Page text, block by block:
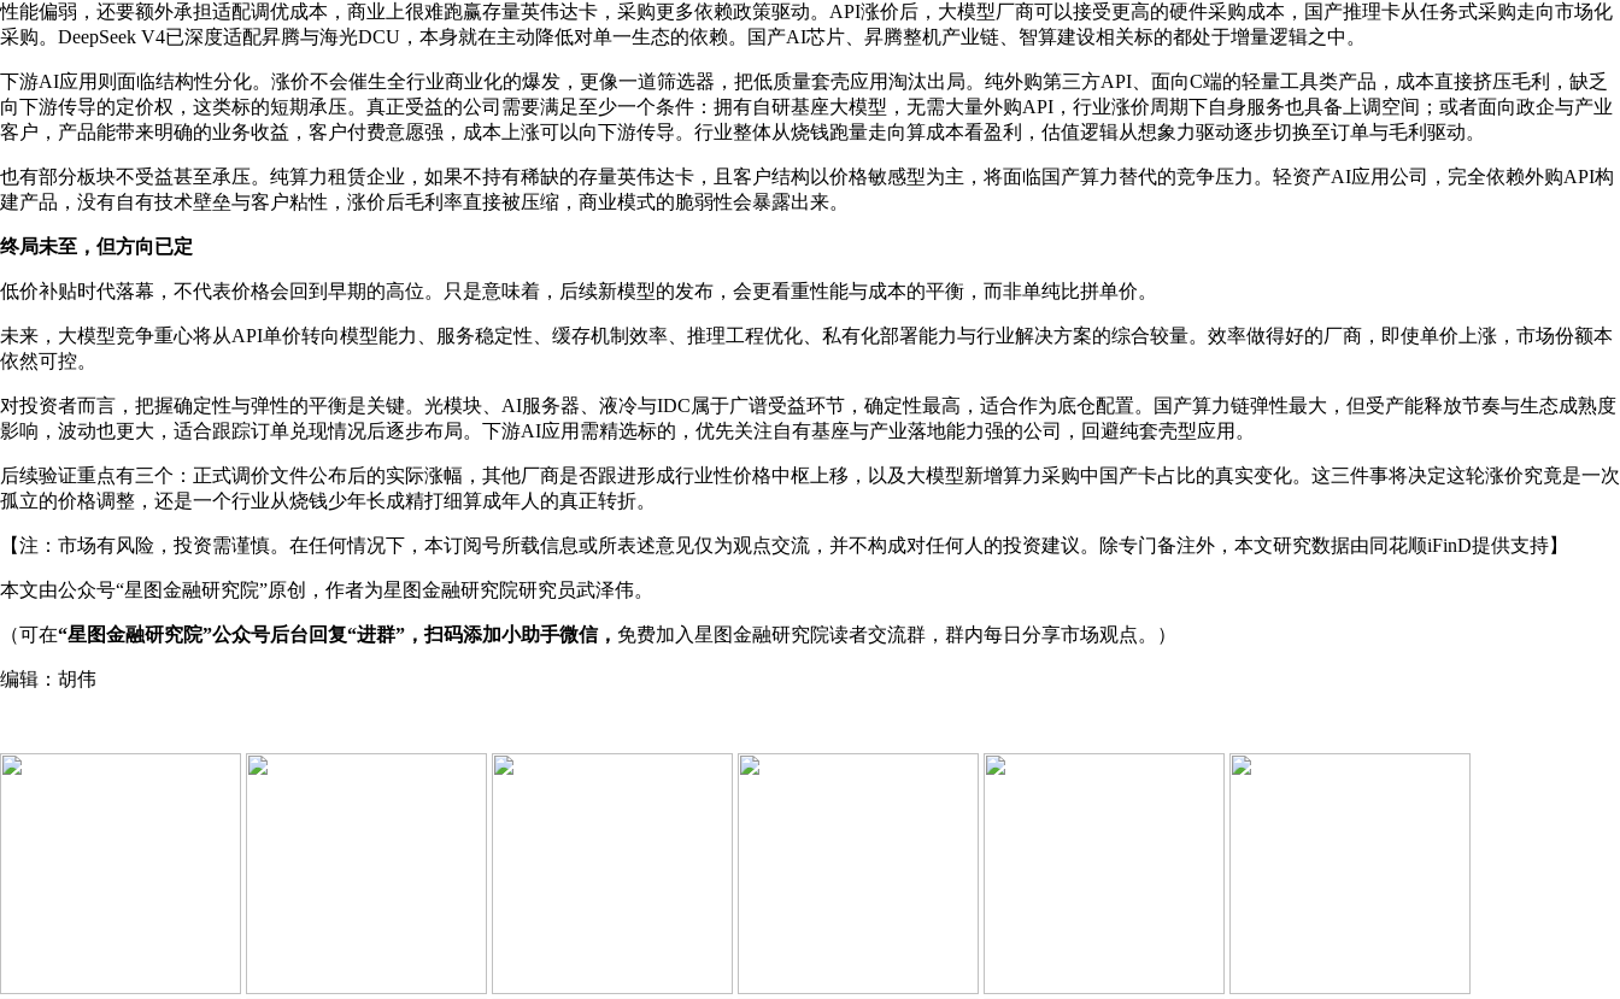
性能偏弱，还要额外承担适配调优成本，商业上很难跑赢存量英伟达卡，采购更多依赖政策驱动。API涨价后，大模型厂商可以接受更高的硬件采购成本，国产推理卡从任务式采购走向市场化
采购。DeepSeek V4已深度适配昇腾与海光DCU，本身就在主动降低对单一生态的依赖。国产AI芯片、昇腾整机产业链、智算建设相关标的都处于增量逻辑之中。
下游AI应用则面临结构性分化。涨价不会催生全行业商业化的爆发，更像一道筛选器，把低质量套壳应用淘汰出局。纯外购第三方API、面向C端的轻量工具类产品，成本直接挤压毛利，缺乏
向下游传导的定价权，这类标的短期承压。真正受益的公司需要满足至少一个条件：拥有自研基座大模型，无需大量外购API，行业涨价周期下自身服务也具备上调空间；或者面向政企与产业
客户，产品能带来明确的业务收益，客户付费意愿强，成本上涨可以向下游传导。行业整体从烧钱跑量走向算成本看盈利，估值逻辑从想象力驱动逐步切换至订单与毛利驱动。
也有部分板块不受益甚至承压。纯算力租赁企业，如果不持有稀缺的存量英伟达卡，且客户结构以价格敏感型为主，将面临国产算力替代的竞争压力。轻资产AI应用公司，完全依赖外购API构
建产品，没有自有技术壁垒与客户粘性，涨价后毛利率直接被压缩，商业模式的脆弱性会暴露出来。
终局未至，但方向已定
低价补贴时代落幕，不代表价格会回到早期的高位。只是意味着，后续新模型的发布，会更看重性能与成本的平衡，而非单纯比拼单价。
未来，大模型竞争重心将从API单价转向模型能力、服务稳定性、缓存机制效率、推理工程优化、私有化部署能力与行业解决方案的综合较量。效率做得好的厂商，即使单价上涨，市场份额本
依然可控。
对投资者而言，把握确定性与弹性的平衡是关键。光模块、AI服务器、液冷与IDC属于广谱受益环节，确定性最高，适合作为底仓配置。国产算力链弹性最大，但受产能释放节奏与生态成熟度
影响，波动也更大，适合跟踪订单兑现情况后逐步布局。下游AI应用需精选标的，优先关注自有基座与产业落地能力强的公司，回避纯套壳型应用。
后续验证重点有三个：正式调价文件公布后的实际涨幅，其他厂商是否跟进形成行业性价格中枢上移，以及大模型新增算力采购中国产卡占比的真实变化。这三件事将决定这轮涨价究竟是一次
孤立的价格调整，还是一个行业从烧钱少年长成精打细算成年人的真正转折。
【注：市场有风险，投资需谨慎。在任何情况下，本订阅号所载信息或所表述意见仅为观点交流，并不构成对任何人的投资建议。除专门备注外，本文研究数据由同花顺iFinD提供支持】
本文由公众号“星图金融研究院”原创，作者为星图金融研究院研究员武泽伟。
（可在“星图金融研究院”公众号后台回复“进群”，扫码添加小助手微信， 免费加入星图金融研究院读者交流群，群内每日分享市场观点。）
编辑：胡伟